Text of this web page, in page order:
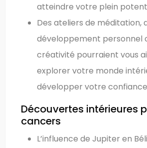
atteindre votre plein
Des ateliers de méditation,
développement personnel
créativité pourraient vous
explorer votre monde
développer votre confiance
Découvertes intérieures
cancers
L’influence de Jupiter en